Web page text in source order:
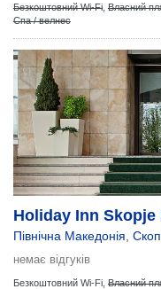
Безкоштовний Wi-Fi Власний
Спа / велнес
Holiday Inn Skopje
Північна Македонія
немає відгуків
Безкоштовний Wi-Fi, Власний